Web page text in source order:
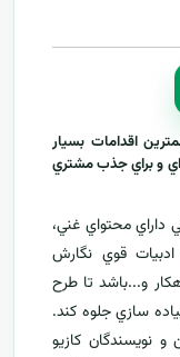
اقدامات بسيار
و براي جذب مشتري
داراي محتواي غني،
قوي نگارش
و...باشد تا طرح
سازي جلوه کند.
نويسندگان کازيو